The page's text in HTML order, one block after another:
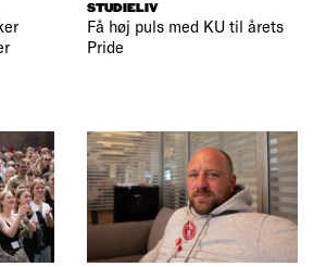
STUDIELIV
Få høj puls med KU til årets
Pride